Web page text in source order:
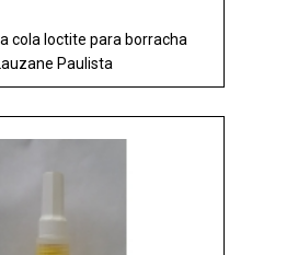
cola loctite para borracha
Paulista